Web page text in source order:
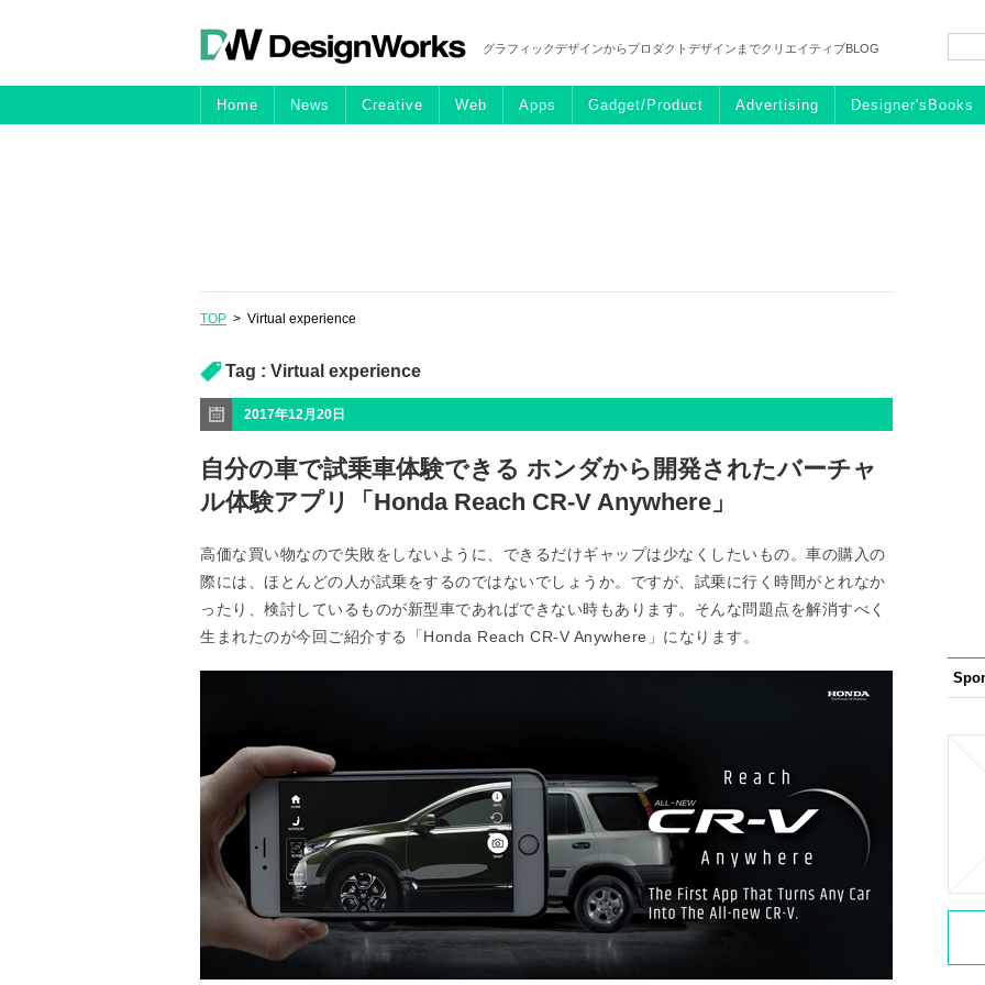
グラフィックデザインからプロダクトデザインまでクリエイティブBLOG
Home News Creative Web Apps Gadget/Product Advertising Designer'sBooks
TOP > Virtual experience
Tag : Virtual experience
2017年12月20日
自分の車で試乗車体験できる ホンダから開発されたバーチャ
ル体験アプリ「Honda Reach CR-V Anywhere」
高価な買い物なので失敗をしないように、できるだけギャップは少なくしたいもの。車の購入の
際には、ほとんどの人が試乗をするのではないでしょうか。ですが、試乗に行く時間がとれなか
ったり、検討しているものが新型車であればできない時もあります。そんな問題点を解消すべく
生まれたのが今回ご紹介する「Honda Reach CR-V Anywhere」になります。